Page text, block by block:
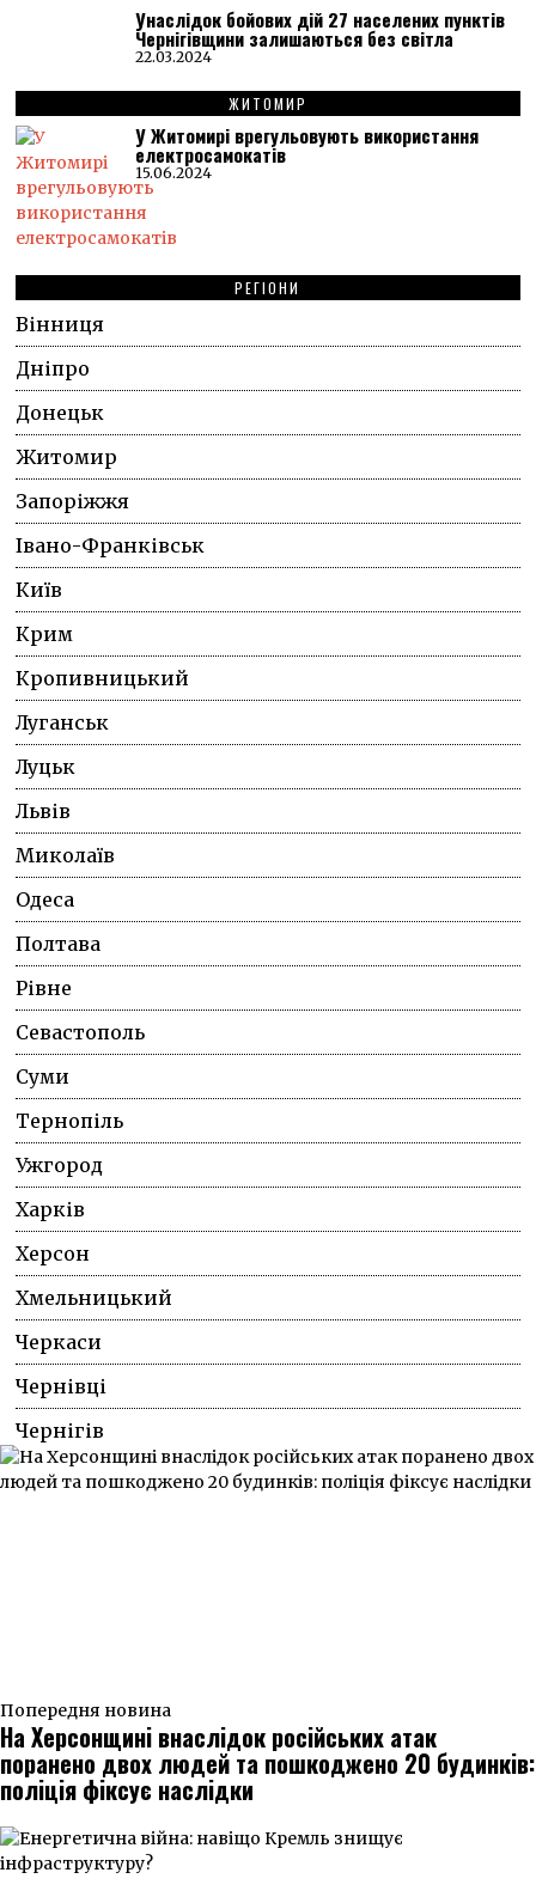
Унаслідок бойових дій 27 населених пунктів
Чернігівщини залишаються без світла
22.03.2024
ЖИТОМИР
У Житомирі врегульовують використання
електросамокатів
15.06.2024
РЕГІОНИ
Вінниця
Дніпро
Донецьк
Житомир
Запоріжжя
Івано-Франківськ
Київ
Крим
Кропивницький
Луганськ
Луцьк
Львів
Миколаїв
Одеса
Полтава
Рівне
Севастополь
Суми
Тернопіль
Ужгород
Харків
Херсон
Хмельницький
Черкаси
Чернівці
Чернігів
Попередня новина
На Херсонщині внаслідок російських атак
поранено двох людей та пошкоджено 20 будинків:
поліція фіксує наслідки